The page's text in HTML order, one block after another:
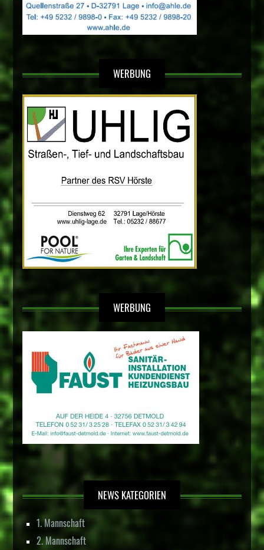
WERBUNG
WERBUNG
NEWS KATEGORIEN
1. Mannschaft
2. Mannschaft